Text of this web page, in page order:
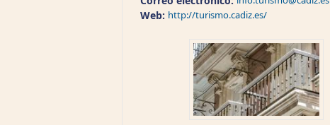
Web: http://turismo.cadiz.es/